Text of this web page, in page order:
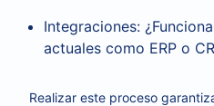
Integraciones:
actuales como ERP o
Realizar este proceso